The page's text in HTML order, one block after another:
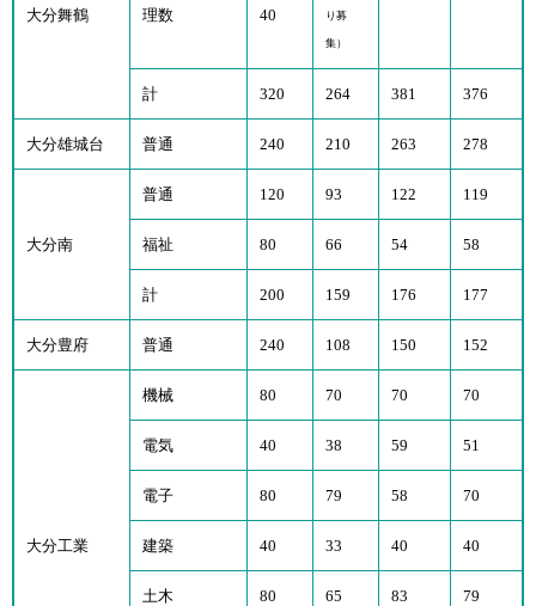
大分舞鶴
理数
40 り募
集）
計 320 264 381 376
大分雄城台 普通 240 210 263 278
大分南
普通 120 93 122 119
福祉 80 66 54 58
計 200 159 176 177
大分豊府 普通 240 108 150 152
大分工業
機械 80 70 70 70
電気 40 38 59 51
電子 80 79 58 70
建築 40 33 40 40
土木 80 65 83 79